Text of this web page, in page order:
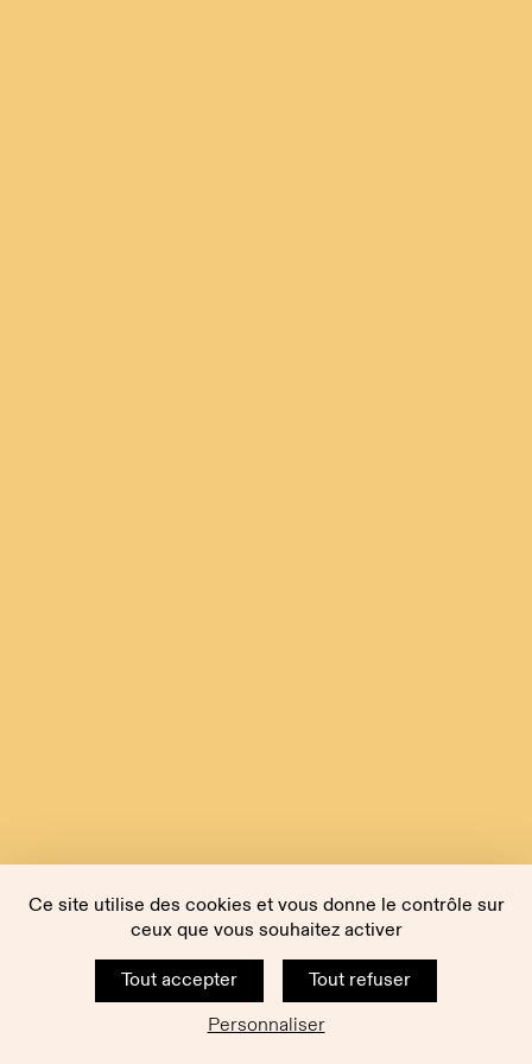
Ce site utilise des cookies et vous donne le contrôle sur
ceux que vous souhaitez activer
Tout accepter
Tout refuser
Personnaliser